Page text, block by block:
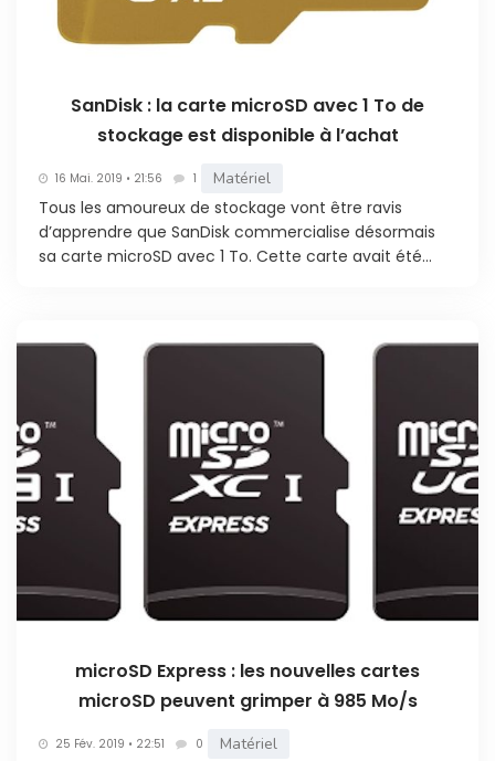
SanDisk : la carte microSD avec 1 To de
stockage est disponible à l’achat
16 Mai. 2019 • 21:56 1 Matériel
Tous les amoureux de stockage vont être ravis
d’apprendre que SanDisk commercialise désormais
sa carte microSD avec 1 To. Cette carte avait été...
microSD Express : les nouvelles cartes
microSD peuvent grimper à 985 Mo/s
25 Fév. 2019 • 22:51 0 Matériel